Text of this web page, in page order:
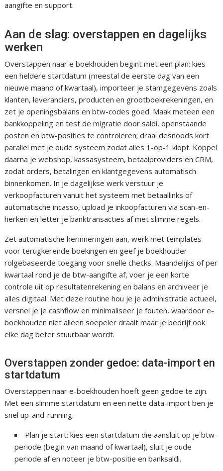
aangifte en support.
Aan de slag: overstappen en dagelijks
werken
Overstappen naar e boekhouden begint met een plan: kies
een heldere startdatum (meestal de eerste dag van een
nieuwe maand of kwartaal), importeer je stamgegevens zoals
klanten, leveranciers, producten en grootboekrekeningen, en
zet je openingsbalans en btw-codes goed. Maak meteen een
bankkoppeling en test de migratie door saldi, openstaande
posten en btw-posities te controleren; draai desnoods kort
parallel met je oude systeem zodat alles 1-op-1 klopt. Koppel
daarna je webshop, kassasysteem, betaalproviders en CRM,
zodat orders, betalingen en klantgegevens automatisch
binnenkomen. In je dagelijkse werk verstuur je
verkoopfacturen vanuit het systeem met betaallinks of
automatische incasso, upload je inkoopfacturen via scan-en-
herken en letter je banktransacties af met slimme regels.
Zet automatische herinneringen aan, werk met templates
voor terugkerende boekingen en geef je boekhouder
rolgebaseerde toegang voor snelle checks. Maandelijks of per
kwartaal rond je de btw-aangifte af, voer je een korte
controle uit op resultatenrekening en balans en archiveer je
alles digitaal. Met deze routine hou je je administratie actueel,
versnel je je cashflow en minimaliseer je fouten, waardoor e-
boekhouden niet alleen soepeler draait maar je bedrijf ook
elke dag beter stuurbaar wordt.
Overstappen zonder gedoe: data-import en
startdatum
Overstappen naar e-boekhouden hoeft geen gedoe te zijn.
Met een slimme startdatum en een nette data-import ben je
snel up-and-running.
Plan je start: kies een startdatum die aansluit op je btw-
periode (begin van maand of kwartaal), sluit je oude
periode af en noteer je btw-positie en banksaldi.